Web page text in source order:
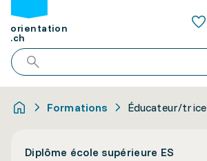
orientation
.ch
Formations Éducateur/trice
Diplôme école supérieure ES